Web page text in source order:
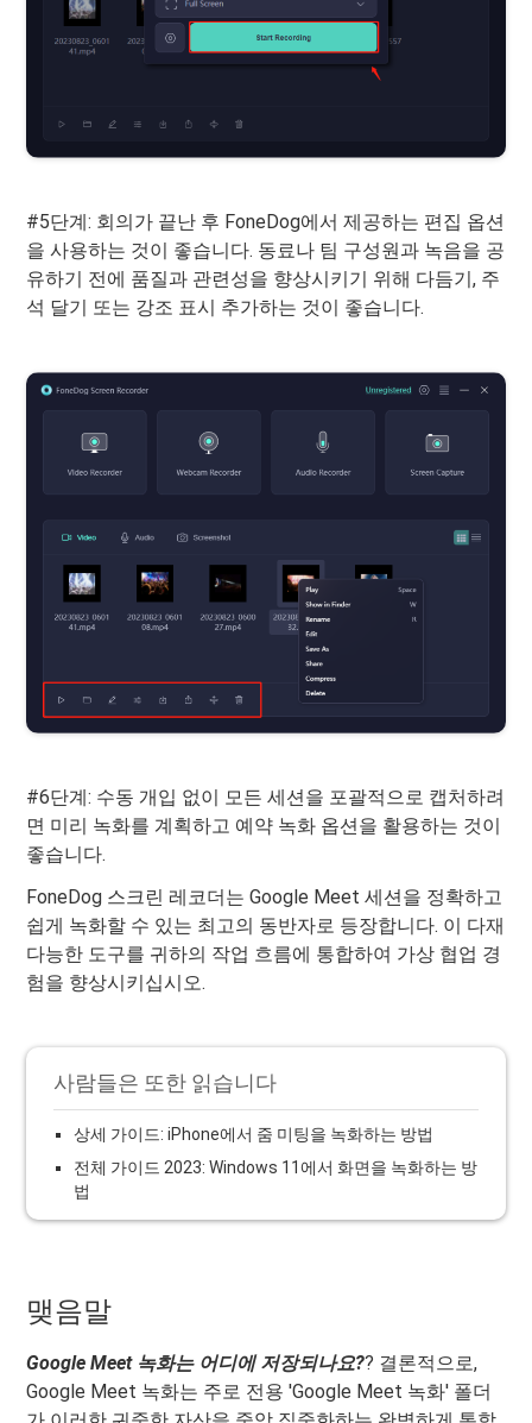
#5단계: 회의가 끝난 후 FoneDog에서 제공하는 편집 옵션
을 사용하는 것이 좋습니다. 동료나 팀 구성원과 녹음을 공
유하기 전에 품질과 관련성을 향상시키기 위해 다듬기, 주
석 달기 또는 강조 표시 추가하는 것이 좋습니다.
#6단계: 수동 개입 없이 모든 세션을 포괄적으로 캡처하려
면 미리 녹화를 계획하고 예약 녹화 옵션을 활용하는 것이
좋습니다.
FoneDog 스크린 레코더는 Google Meet 세션을 정확하고
쉽게 녹화할 수 있는 최고의 동반자로 등장합니다. 이 다재
다능한 도구를 귀하의 작업 흐름에 통합하여 가상 협업 경
험을 향상시키십시오.
사람들은 또한 읽습니다
상세 가이드: iPhone에서 줌 미팅을 녹화하는 방법
전체 가이드 2023: Windows 11에서 화면을 녹화하는 방
법
맺음말
Google Meet 녹화는 어디에 저장되나요?? 결론적으로,
Google Meet 녹화는 주로 전용 'Google Meet 녹화' 폴더